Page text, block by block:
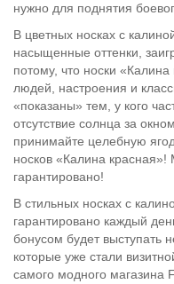
нужно для поднятия
В цветных носках с
насыщенные оттенки,
потому, что носки
людей, настроения и
«показаны» тем, у кого
отсутствие солнца за
принимайте целебную
носков «Калина
гарантировано!
В стильных носках с
гарантировано каждый
бонусом будет выступать
которые уже стали
самого модного магазина